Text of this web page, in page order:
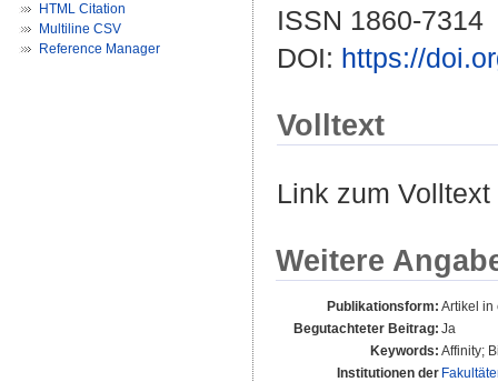
HTML Citation
Multiline CSV
Reference Manager
ISSN 1860-7314
DOI: https://
Volltext
Link zum
Weitere
Publikationsform: Artikel in
Begutachteter Beitrag: Ja
Keywords: Affinity;
Institutionen der